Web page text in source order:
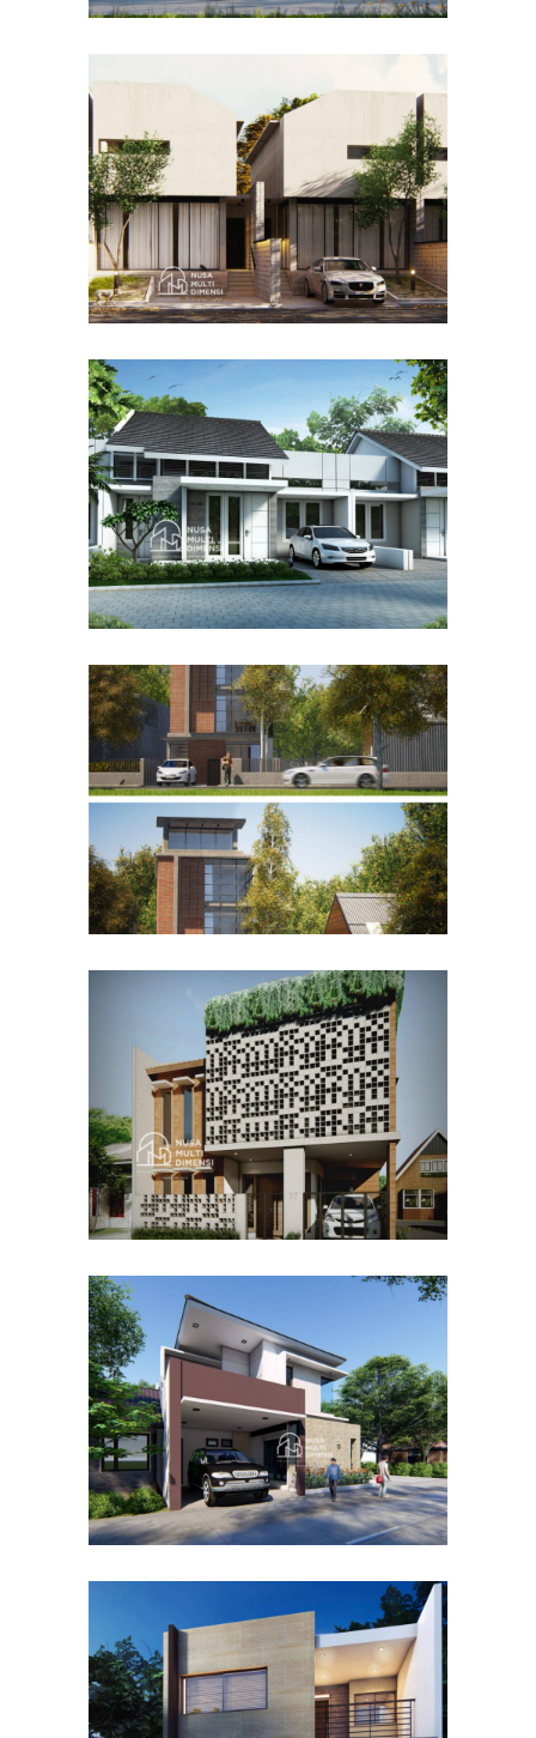
Desain Concrete House di
Cinere Depok
DESAIN RUMAH TERBAIK
Desain Cluster Graha di
Karanggan Cibubur
DESAIN RUMAH TERBAIK
Desain Rumah Bapak Husain
di Bandung
DESAIN RUMAH TERBAIK
Desain Rumah Bapak Azwar
di Cibinong Bogor
DESAIN RUMAH TERBAIK
Desain Rumah Hook
Alternatif di Cibubur
DESAIN RUMAH TERBAIK
Desain Rumah Taman
Mutiara di Cibinong Bogor
DESAIN RUMAH TERBAIK